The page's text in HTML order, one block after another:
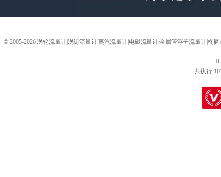
© 2005-2026 涡轮流量计|涡街流量计|蒸汽流量计|电磁流量计|金属管浮子流量计|椭
共执行